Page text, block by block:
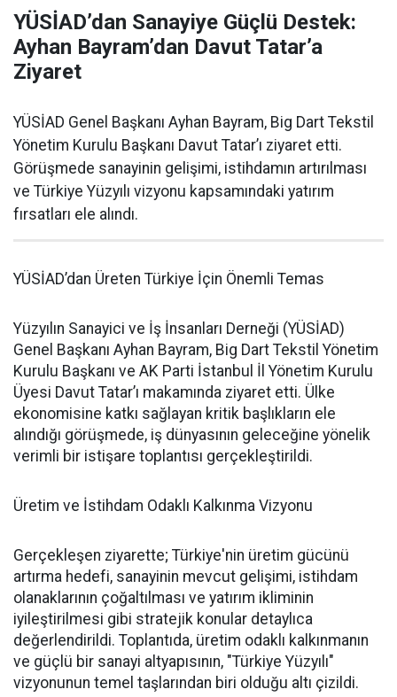
YÜSİAD’dan Sanayiye Güçlü Destek:
Ayhan Bayram’dan Davut Tatar’a
Ziyaret
YÜSİAD Genel Başkanı Ayhan Bayram, Big Dart Tekstil
Yönetim Kurulu Başkanı Davut Tatar’ı ziyaret etti.
Görüşmede sanayinin gelişimi, istihdamın artırılması
ve Türkiye Yüzyılı vizyonu kapsamındaki yatırım
fırsatları ele alındı.
YÜSİAD’dan Üreten Türkiye İçin Önemli Temas
Yüzyılın Sanayici ve İş İnsanları Derneği (YÜSİAD)
Genel Başkanı Ayhan Bayram, Big Dart Tekstil Yönetim
Kurulu Başkanı ve AK Parti İstanbul İl Yönetim Kurulu
Üyesi Davut Tatar’ı makamında ziyaret etti. Ülke
ekonomisine katkı sağlayan kritik başlıkların ele
alındığı görüşmede, iş dünyasının geleceğine yönelik
verimli bir istişare toplantısı gerçekleştirildi.
Üretim ve İstihdam Odaklı Kalkınma Vizyonu
Gerçekleşen ziyarette; Türkiye'nin üretim gücünü
artırma hedefi, sanayinin mevcut gelişimi, istihdam
olanaklarının çoğaltılması ve yatırım ikliminin
iyileştirilmesi gibi stratejik konular detaylıca
değerlendirildi. Toplantıda, üretim odaklı kalkınmanın
ve güçlü bir sanayi altyapısının, "Türkiye Yüzyılı"
vizyonunun temel taşlarından biri olduğu altı çizildi.